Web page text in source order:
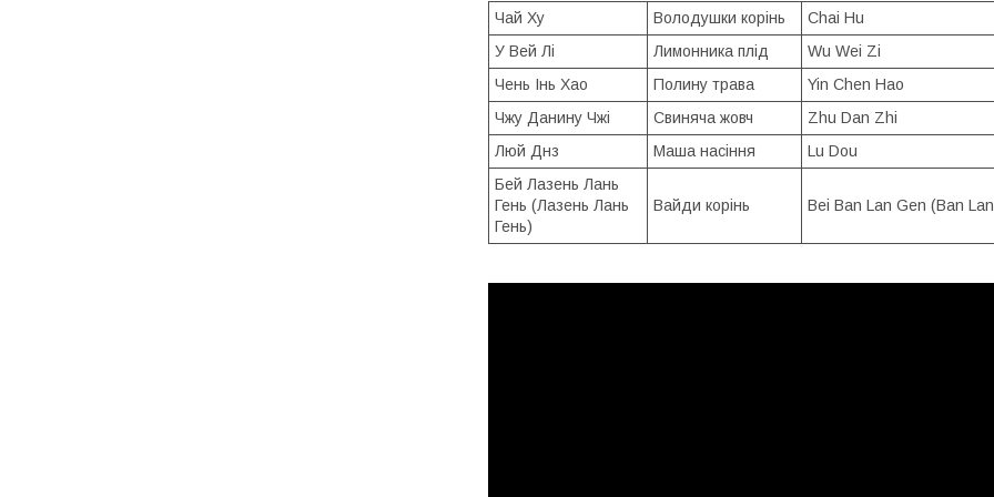
Чай Ху Володушки корінь
Chai Hu
У Вей Лі
Лимонника плід
Wu Wei Zi
Чень Інь Хао
Полину трава
Yin Chen Hao
Чжу Данину Чжі
Свиняча жовч
Zhu Dan Zhi
Люй Днз
Маша насіння
Lu Dou
Бей Лазень Лань
Гень (Лазень Лань
Гень)
Вайди корінь Bei Ban Lan Gen (Ban